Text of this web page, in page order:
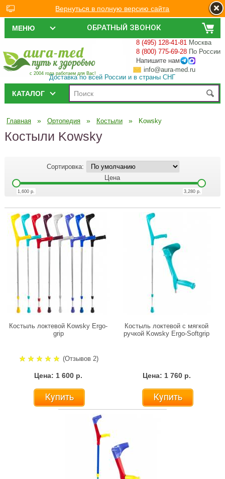
ОБРАТНЫЙ ЗВОНОК
МЕНЮ
с 2004 года работаем для Вас!
8 (495) 128-41-81 Москва
8 (800) 775-69-28 По России
Напишите нам
info@aura-med.ru
Доставка по всей России и в страны СНГ
КАТАЛОГ
Главная » Ортопедия » Костыли » Kowsky
Костыли Kowsky
Сортировка:
Цена
1,600 р. 3,280 р.
Костыль локтевой Kowsky Ergo-
grip
(Отзывов 2)
Цена: 1 600 р.
Купить
Костыль локтевой с мягкой
ручкой Kowsky Ergo-Softgrip
Цена: 1 760 р.
Купить
Вернуться в полную версию сайта